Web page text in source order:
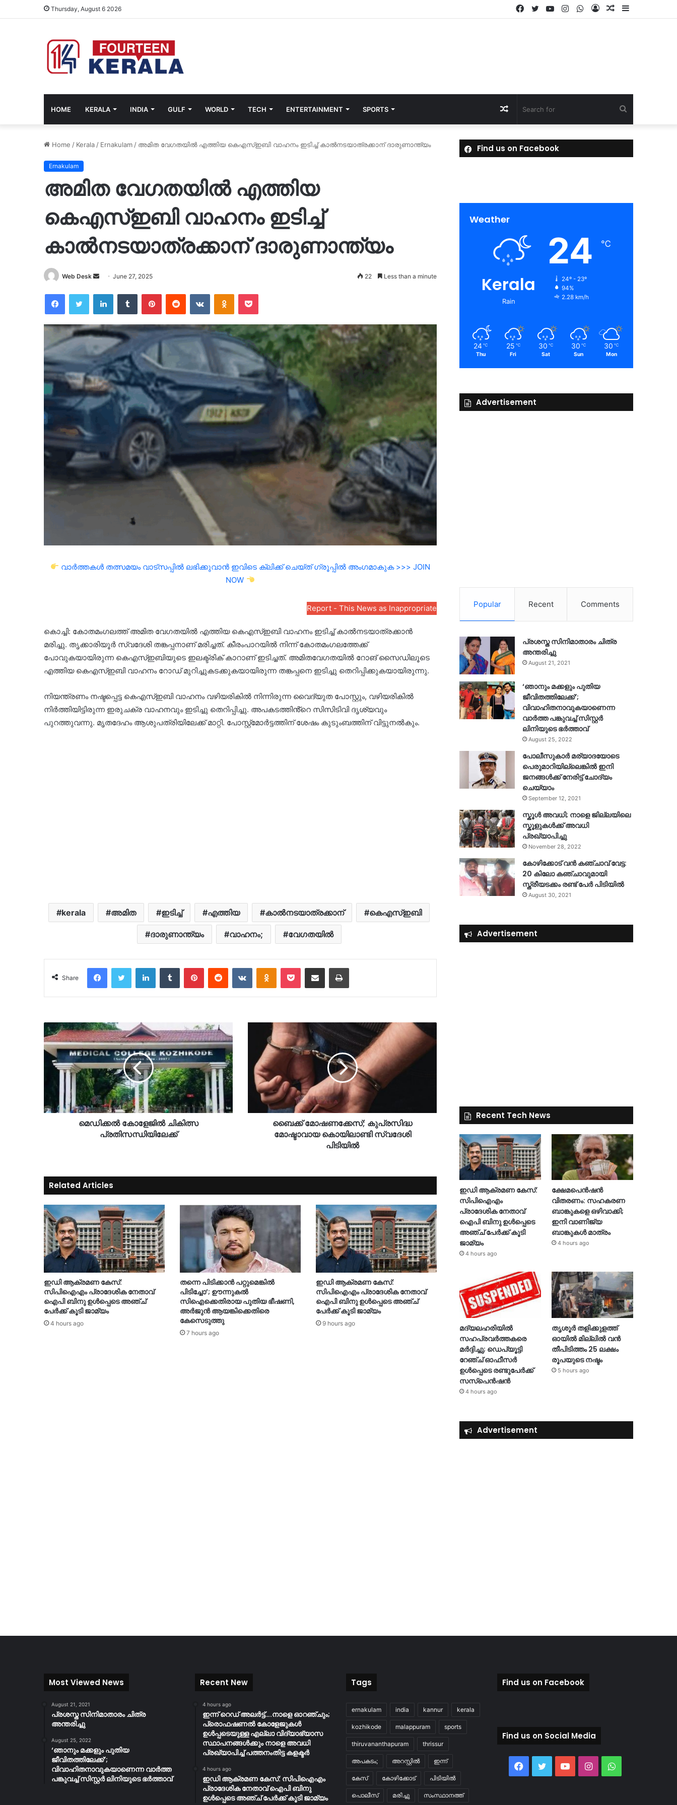
Thursday, August 6 2026 Sidebar
Random
Log
WhatsApp
Instagram
YouTube
Twitter
Facebook
HOME KERALA INDIA GULF WORLD TECH ENTERTAINMENT SPORTS
for
Random
Article
Home / Kerala / Ernakulam / അമിത വേഗതയിൽ എത്തിയ കെഎസ്ഇബി വാഹനം ഇടിച്ച് കാൽനടയാത്രക്കാന് ദാരുണാന്ത്യം
Ernakulam
അമിത വേഗതയിൽ എത്തിയ
കെഎസ്ഇബി വാഹനം ഇടിച്ച്
കാൽനടയാത്രക്കാന് ദാരുണാന്ത്യം
Web Desk
Send
email
June 27, 2025 22 Less than a minute
FacebookTwitter LinkedInTumblr PinterestReddit VKontakteOdnoklassniki
Pocket
വാർത്തകൾ തത്സമയം വാട്സപ്പിൽ ലഭിക്കുവാൻ ഇവിടെ ക്ലിക്ക് ചെയ്ത് ഗ്രൂപ്പിൽ അംഗമാകുക >>> JOIN
NOW
Report - This News as Inappropriate
കൊച്ചി: കോതമംഗലത്ത് അമിത വേഗതയിൽ എത്തിയ കെഎസ്ഇബി വാഹനം ഇടിച്ച് കാൽനടയാത്രക്കാൻ
മരിച്ചു. തൃക്കാരിയൂർ സ്വദേശി തങ്കപ്പനാണ് മരിച്ചത്. കീരംപാറയിൽ നിന്ന് കോതമംഗലത്തേക്ക്
പോവുകയായിരുന്ന കെഎസ്ഇബിയുടെ ഇലക്ട്രിക് കാറാണ് ഇടിച്ചത്. അമിതവേഗതയിൽ റോങ് സൈഡിലൂടെ
എത്തിയ കെഎസ്ഇബി വാഹനം റോഡ് മുറിച്ചുകടക്കുകയായിരുന്ന തങ്കപ്പനെ ഇടിച്ചു തെറിപ്പിക്കുകയായിരുന്നു.
നിയന്ത്രണം നഷ്ടപ്പെട്ട കെഎസ്ഇബി വാഹനം വഴിയരികിൽ നിന്നിരുന്ന വൈദ്യുത പോസ്റ്റും, വഴിയരികിൽ
നിർത്തിയിട്ടിരുന്ന ഇരുചക്ര വാഹനവും ഇടിച്ചു തെറിപ്പിച്ചു. അപകടത്തിൻ്റെ സിസിടിവി ദൃശ്യവും
പുറത്തുവന്നു. മൃതദേഹം ആശുപത്രിയിലേക്ക് മാറ്റി. പോസ്റ്റ്മോർട്ടത്തിന് ശേഷം കുടുംബത്തിന് വിട്ടുനൽകും.
kerala അമിത ഇടിച്ച് എത്തിയ കാൽനടയാത്രക്കാന് കെഎസ്ഇബി
ദാരുണാന്ത്യം വാഹനം; വേഗതയിൽ
Share
FacebookTwitter LinkedInTumblr PinterestReddit VKontakteOdnoklassniki
Pocket Share via Email Print
മെഡിക്കൽ കോളേജിൽ ചികിത്സ
പ്രതിസന്ധിയിലേക്ക്
ബൈക്ക് മോഷണക്കേസ്; കുപ്രസിദ്ധ
മോഷ്ടാവായ കൊയിലാണ്ടി സ്വദേശി
പിടിയിൽ
Related Articles
ഇഡി ആക്രമണ കേസ്:
സിപിഐഎം പ്രാദേശിക നേതാവ്
ഐപി ബിനു ഉൾപ്പെടെ അഞ്ച്
പേർക്ക് കൂടി ജാമ്യം
4 hours ago
തന്നെ പിടിക്കാൻ പറ്റുമെങ്കിൽ
പിടിച്ചോ’; ഊന്നുകൽ
സിഐക്കെതിരായ പുതിയ ഭീഷണി,
അർജുൻ ആയങ്കിക്കെതിരെ
കേസെടുത്തു
7 hours ago
ഇഡി ആക്രമണ കേസ്:
സിപിഐഎം പ്രാദേശിക നേതാവ്
ഐപി ബിനു ഉൾപ്പെടെ അഞ്ച്
പേർക്ക് കൂടി ജാമ്യം
9 hours ago
Find us on Facebook
Weather
Kerala
Rain
24 ℃
24º - 23º
94%
2.28 km/h
24 ℃
Thu
25 ℃
Fri
30 ℃
Sat
30 ℃
Sun
30 ℃
Mon
Advertisement
Popular Recent Comments
പ്രശസ്ത സിനിമാതാരം ചിത്ര
അന്തരിച്ചു
August 21, 2021
‘ഞാനും മക്കളും പുതിയ
ജീവിതത്തിലേക്ക്’;
വിവാഹിതനാവുകയാണെന്ന
വാർത്ത പങ്കുവച്ച് സിസ്റ്റർ
ലിനിയുടെ ഭർത്താവ്
August 25, 2022
പോലീസുകാര്‍ മര്യാദയോടെ
പെരുമാറിയില്ലെങ്കില്‍ ഇനി
ജനങ്ങള്‍ക്ക് നേരിട്ട് ചോദ്യം
ചെയ്യാം
September 12, 2021
സ്കൂൾ അവധി; നാളെ ജില്ലയിലെ
സ്കൂളുകൾക്ക് അവധി
പ്രഖ്യാപിച്ചു
November 28, 2022
കോഴിക്കോട് വൻ കഞ്ചാവ് വേട്ട:
20 കിലോ കഞ്ചാവുമായി
സ്ത്രീയടക്കം രണ്ട് പേർ പിടിയിൽ
August 30, 2021
Advertisement
Recent Tech News
ഇഡി ആക്രമണ കേസ്:
സിപിഐഎം
പ്രാദേശിക നേതാവ്
ഐപി ബിനു ഉൾപ്പെടെ
അഞ്ച് പേർക്ക് കൂടി
ജാമ്യം
4 hours ago
ക്ഷേമപെൻഷൻ
വിതരണം: സഹകരണ
ബാങ്കുകളെ ഒഴിവാക്കി;
ഇനി വാണിജ്യ
ബാങ്കുകൾ മാത്രം
4 hours ago
മദ്യലഹരിയിൽ
സഹപ്രവർത്തകരെ
മർദ്ദിച്ചു; ഡെപ്യൂട്ടി
റേഞ്ച് ഓഫീസർ
ഉൾപ്പെടെ രണ്ടുപേർക്ക്
സസ്‌പെൻഷൻ
4 hours ago
തൃശൂര്‍ തളിക്കുളത്ത്
ഓയില്‍ മില്ലില്‍ വൻ
തീപിടിത്തം 25 ലക്ഷം
രൂപയുടെ നഷ്ടം
5 hours ago
Advertisement
Most Viewed News
August 21, 2021
പ്രശസ്ത സിനിമാതാരം ചിത്ര
അന്തരിച്ചു
August 25, 2022
‘ഞാനും മക്കളും പുതിയ
ജീവിതത്തിലേക്ക്’;
വിവാഹിതനാവുകയാണെന്ന വാർത്ത
പങ്കുവച്ച് സിസ്റ്റർ ലിനിയുടെ ഭർത്താവ്
Recent New
4 hours ago
ഇന്ന് റെഡ് അലർട്ട്….നാളെ ഓറഞ്ചും;
പ്രൊഫഷണൽ കോളേജുകൾ
ഉൾപ്പടെയുള്ള എല്ലാ വിദ്യാഭ്യാസ
സ്ഥാപനങ്ങൾക്കും നാളെ അവധി
പ്രഖ്യാപിച്ച് പത്തനംതിട്ട കളക്ടർ
4 hours ago
ഇഡി ആക്രമണ കേസ്: സിപിഐഎം
പ്രാദേശിക നേതാവ് ഐപി ബിനു
ഉൾപ്പെടെ അഞ്ച് പേർക്ക് കൂടി ജാമ്യം
Tags
ernakulam india kannur kerala
kozhikode malappuram sports
thiruvananthapuram thrissur
അപകടം; അറസ്റ്റിൽ ഇന്ന്
കേസ് കോഴിക്കോട് പിടിയിൽ
പൊലീസ് മരിച്ചു സംസ്ഥാനത്ത്
Find us on Facebook
Find us on Social Media
Facebook
TwitterYouTubeInstagramWhatsApp